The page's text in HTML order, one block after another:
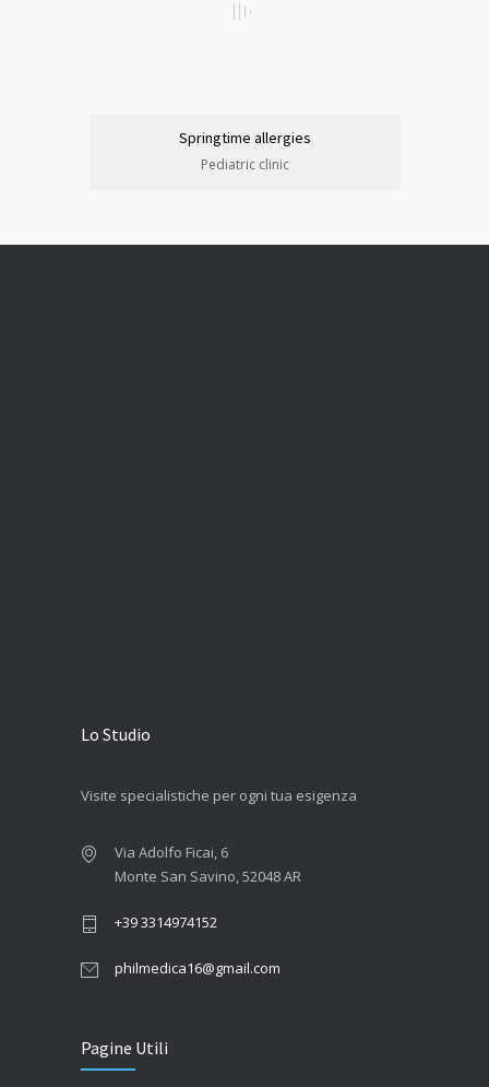
Springtime allergies
Pediatric clinic
Lo Studio
Visite specialistiche per ogni tua esigenza
Via Adolfo Ficai, 6
Monte San Savino, 52048 AR
+39 3314974152
philmedica16@gmail.com
Pagine Utili